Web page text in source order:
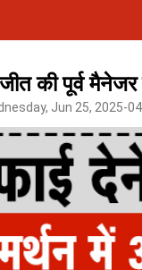
की पूर्व मैनेजर
Jun 25, 2025-